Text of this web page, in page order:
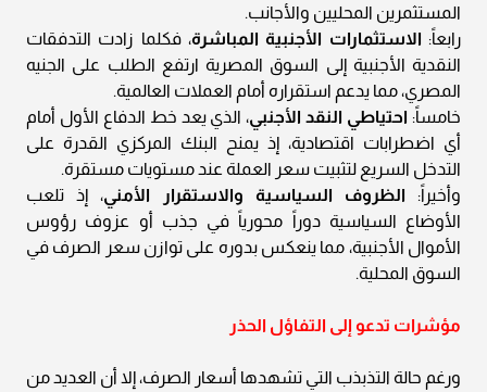
المستثمرين المحليين والأجانب.
رابعاً: الاستثمارات الأجنبية المباشرة، فكلما زادت التدفقات
النقدية الأجنبية إلى السوق المصرية ارتفع الطلب على الجنيه
المصري، مما يدعم استقراره أمام العملات العالمية.
خامساً: احتياطي النقد الأجنبي، الذي يعد خط الدفاع الأول أمام
أي اضطرابات اقتصادية، إذ يمنح البنك المركزي القدرة على
التدخل السريع لتثبيت سعر العملة عند مستويات مستقرة.
وأخيراً: الظروف السياسية والاستقرار الأمني، إذ تلعب
الأوضاع السياسية دوراً محورياً في جذب أو عزوف رؤوس
الأموال الأجنبية، مما ينعكس بدوره على توازن سعر الصرف في
السوق المحلية.
مؤشرات تدعو إلى التفاؤل الحذر
ورغم حالة التذبذب التي تشهدها أسعار الصرف، إلا أن العديد من